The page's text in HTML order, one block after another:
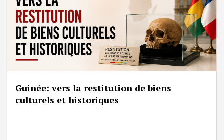
Guinée: vers la restitution de biens
culturels et historiques